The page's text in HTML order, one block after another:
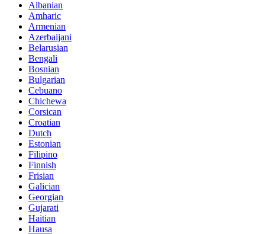
Albanian
Amharic
Armenian
Azerbaijani
Belarusian
Bengali
Bosnian
Bulgarian
Cebuano
Chichewa
Corsican
Croatian
Dutch
Estonian
Filipino
Finnish
Frisian
Galician
Georgian
Gujarati
Haitian
Hausa